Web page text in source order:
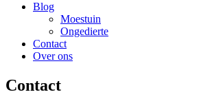
Blog
Moestuin
Ongedierte
Contact
Over ons
Contact